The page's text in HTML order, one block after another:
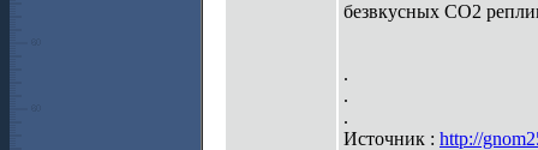
безвкусных СО2
.
.
.
Источник : http://